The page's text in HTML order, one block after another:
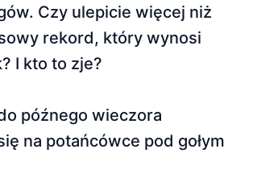
Czy ulepicie więcej niż
rekord, który wynosi
I kto to zje?
późnego wieczora
na potańcówce pod gołym